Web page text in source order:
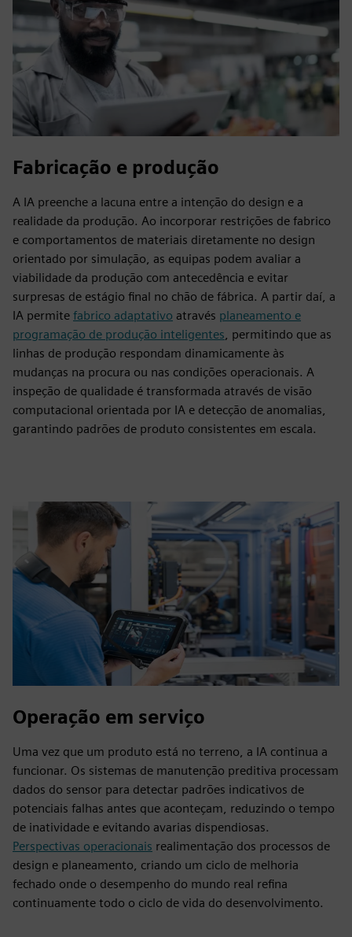
Fabricação e produção
A IA preenche a lacuna entre a intenção do design e a
realidade da produção. Ao incorporar restrições de fabrico
e comportamentos de materiais diretamente no design
orientado por simulação, as equipas podem avaliar a
viabilidade da produção com antecedência e evitar
surpresas de estágio final no chão de fábrica. A partir daí, a
IA permite fabrico adaptativo através planeamento e
programação de produção inteligentes, permitindo que as
linhas de produção respondam dinamicamente às
mudanças na procura ou nas condições operacionais. A
inspeção de qualidade é transformada através de visão
computacional orientada por IA e detecção de anomalias,
garantindo padrões de produto consistentes em escala.
Operação em serviço
Uma vez que um produto está no terreno, a IA continua a
funcionar. Os sistemas de manutenção preditiva processam
dados do sensor para detectar padrões indicativos de
potenciais falhas antes que aconteçam, reduzindo o tempo
de inatividade e evitando avarias dispendiosas.
Perspectivas operacionais realimentação dos processos de
design e planeamento, criando um ciclo de melhoria
fechado onde o desempenho do mundo real refina
continuamente todo o ciclo de vida do desenvolvimento.